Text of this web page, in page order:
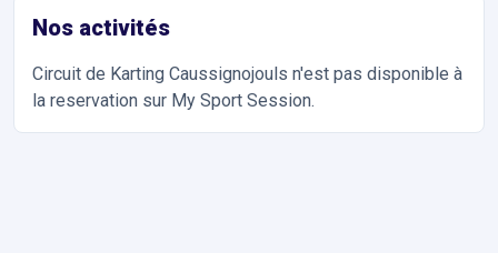
Nos activités
Circuit de Karting Caussignojouls n'est pas disponible à
la reservation sur My Sport Session.